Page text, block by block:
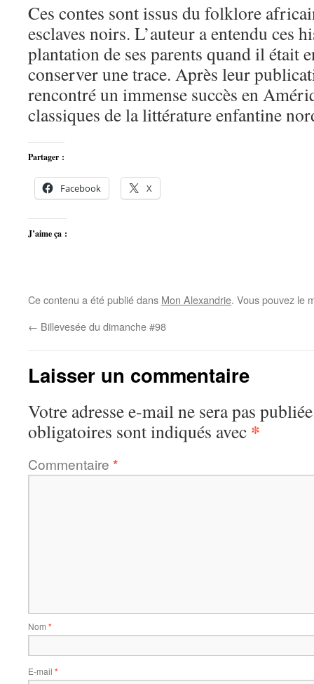
Ces contes sont issus du folklore
esclaves noirs. L’auteur a entendu ces
plantation de ses parents quand il était
conserver une trace. Après leur
rencontré un immense succès en
classiques de la littérature enfantine
Partager :
Facebook X
J’aime ça :
Ce contenu a été publié dans Mon Alexandrie. Vous pouvez le
← Billevesée du dimanche #98
Laisser un commentaire
Votre adresse e-mail ne sera pas
obligatoires sont indiqués avec *
Commentaire *
Nom *
E-mail *